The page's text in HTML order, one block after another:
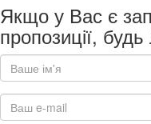
Якщо у Вас є
пропозиції,